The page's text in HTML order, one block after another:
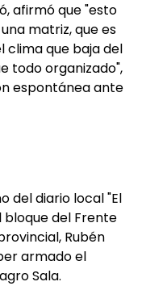
afirmó que "esto
matriz, que es
clima que baja del
todo organizado",
espontánea ante
del diario local "El
bloque del Frente
Rubén
armado el
Sala.